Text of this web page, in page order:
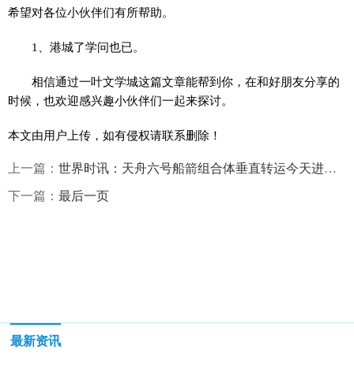
希望对各位小伙伴们有所帮助。
1、港城了学问也已。
相信通过一叶文学城这篇文章能帮到你，在和好朋友分享的
时候，也欢迎感兴趣小伙伴们一起来探讨。
本文由用户上传，如有侵权请联系删除！
上一篇： 世界时讯：天舟六号船箭组合体垂直转运今天进行 将于近日择机发射
下一篇： 最后一页
最新资讯